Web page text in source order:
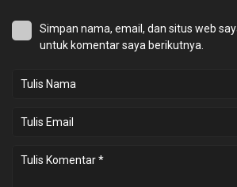
Simpan nama, email, dan situs web
untuk komentar saya berikutnya.